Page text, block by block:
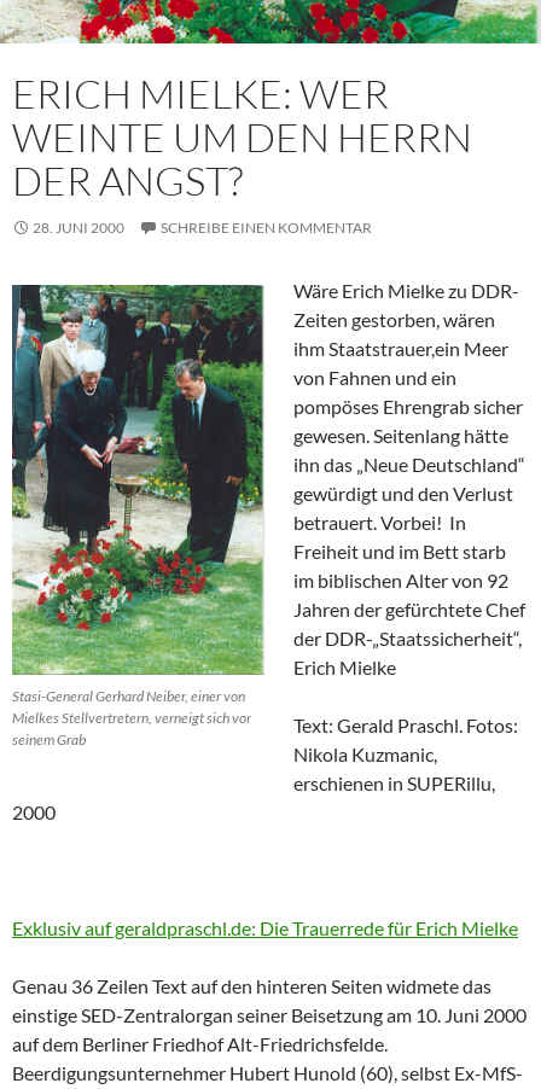
ERICH MIELKE: WER
WEINTE UM DEN HERRN
DER ANGST?
28. JUNI 2000 SCHREIBE EINEN KOMMENTAR
Stasi-General Gerhard Neiber, einer von
Mielkes Stellvertretern, verneigt sich vor
seinem Grab
Wäre Erich Mielke zu DDR-
Zeiten gestorben, wären
ihm Staatstrauer,ein Meer
von Fahnen und ein
pompöses Ehrengrab sicher
gewesen. Seitenlang hätte
ihn das „Neue Deutschland“
gewürdigt und den Verlust
betrauert. Vorbei! In
Freiheit und im Bett starb
im biblischen Alter von 92
Jahren der gefürchtete Chef
der DDR-„Staatssicherheit“,
Erich Mielke
Text: Gerald Praschl. Fotos:
Nikola Kuzmanic,
erschienen in SUPERillu,
2000
Exklusiv auf geraldpraschl.de: Die Trauerrede für Erich Mielke
Genau 36 Zeilen Text auf den hinteren Seiten widmete das
einstige SED-Zentralorgan seiner Beisetzung am 10. Juni 2000
auf dem Berliner Friedhof Alt-Friedrichsfelde.
Beerdigungsunternehmer Hubert Hunold (60), selbst Ex-MfS-